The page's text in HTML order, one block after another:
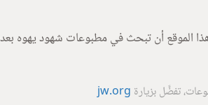
الموقع أن تبحث في مطبوعات شهود يهوه
تفضَّل بزيارة jw.org